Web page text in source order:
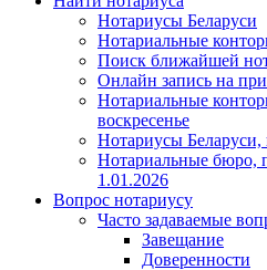
Нотариусы Беларуси
Нотариальные
Поиск ближайшей
Онлайн запись на
Нотариальные
воскресенье
Нотариусы Беларуси,
Нотариальные бюро,
1.01.2026
Вопрос нотариусу
Часто задаваемые
Завещание
Доверенности